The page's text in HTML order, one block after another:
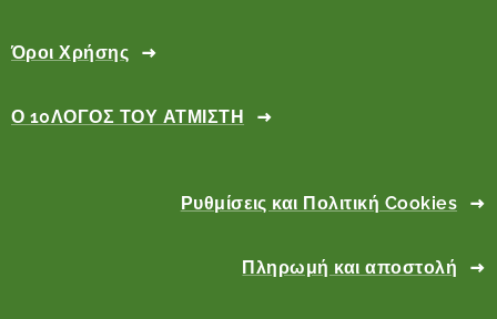
Όροι Χρήσης
Ο 10ΛΟΓΟΣ ΤΟΥ ΑΤΜΙΣΤΗ
Ρυθμίσεις και Πολιτική Cookies
Πληρωμή και αποστολή